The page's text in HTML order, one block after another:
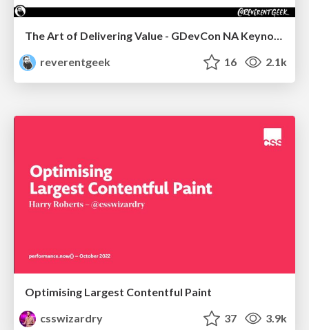
reverentgeek
16 2.1k
Optimising Largest Contentful Paint
csswizardry
37 3.9k